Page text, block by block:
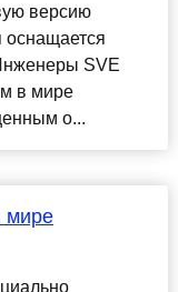
версию
оснащается
SVE
в мире
о...
мире